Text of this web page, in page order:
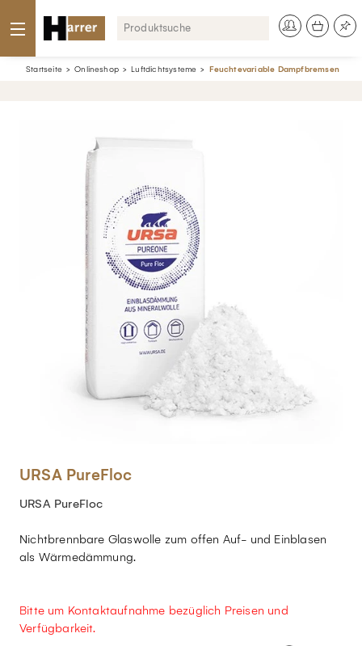
Startseite Onlineshop Luftdichtsysteme Feuchtevariable Dampfbremsen
URSA PureFloc
URSA PureFloc
Nichtbrennbare Glaswolle zum offen Auf- und Einblasen
als Wärmedämmung.
Bitte um Kontaktaufnahme bezüglich Preisen und
Verfügbarkeit.